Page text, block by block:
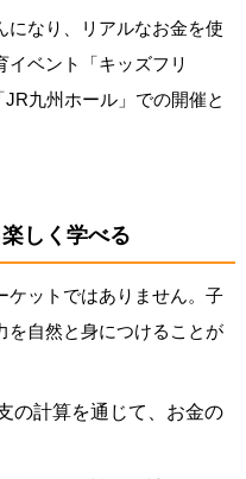
になり、リアルなお金を使
イベント「キッズフリ
九州ホール」での開催と
しく学べる
ケットではありません。子
を自然と身につけることが
の計算を通じて、お金の